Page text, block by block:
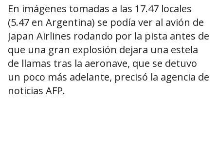
En imágenes tomadas a las 17.47 locales
(5.47 en Argentina) se podía ver al avión de
Japan Airlines rodando por la pista antes de
que una gran explosión dejara una estela
de llamas tras la aeronave, que se detuvo
un poco más adelante, precisó la agencia de
noticias AFP.